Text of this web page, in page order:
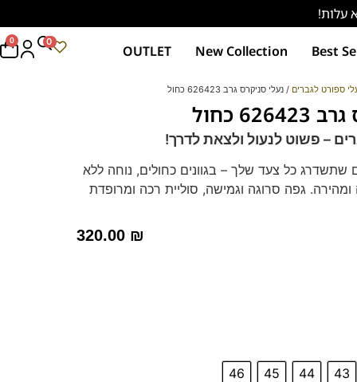
Best
New Collection
OUTLET
0 0
ספורט לגברים / נעלי סניקרס גרב 626423 כחול
כחול
– פשוט לנעול ולצאת לדרך!
שתשדרג כל צעד שלך – בגוונים כחולים, נוחה ללא
ומהירה. גפה סרוגה וגמישה, סוליית רכה ומרופדת
320.00 ₪
43
44
45
46